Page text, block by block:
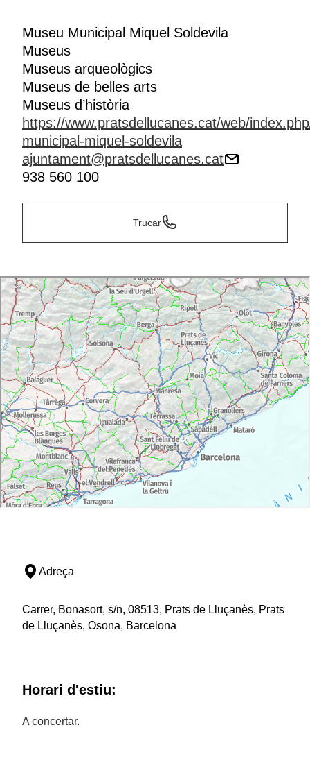
Museu Municipal Miquel Soldevila
Museus
Museus arqueològics
Museus de belles arts
Museus d’història
https://www.pratsdellucanes.cat/web/
municipal-miquel-soldevila
ajuntament@pratsdellucanes.cat
938 560 100
Trucar
Adreça
Carrer, Bonasort, s/n, 08513, Prats de Lluçanès, Prats
de Lluçanès, Osona, Barcelona
Horari d'estiu:
A concertar.